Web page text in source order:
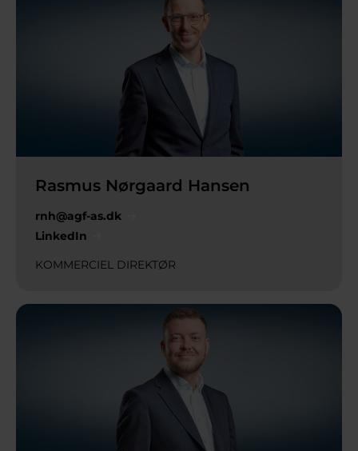
Rasmus Nørgaard Hansen
rnh@agf-as.dk
LinkedIn
KOMMERCIEL DIREKTØR